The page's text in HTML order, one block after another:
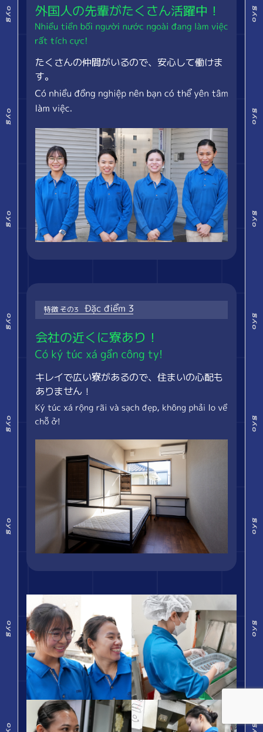
外国人の先輩がたくさん活躍中！
たくさんの仲間がいるので、安心して働けま
す。
特徴 その3
会社の近くに寮あり！
キレイで広い寮があるので、住まいの心配も
ありません！